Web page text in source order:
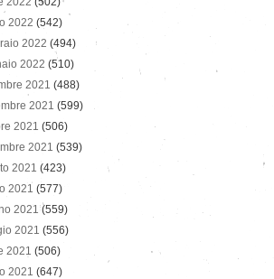
2022 (542)
2022 (494)
2022 (510)
2021 (488)
2021 (599)
2021 (506)
2021 (539)
2021 (423)
2021 (577)
2021(559)
2021 (556)
2021 (506)
2021 (647)